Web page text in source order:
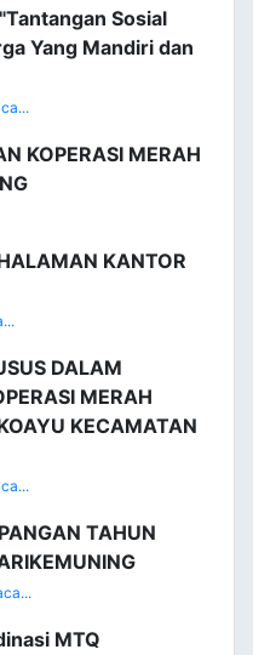
Sosial
Yang Mandiri dan
KOPERASI MERAH
KANTOR
DALAM
MERAH
KECAMATAN
TAHUN
MTQ